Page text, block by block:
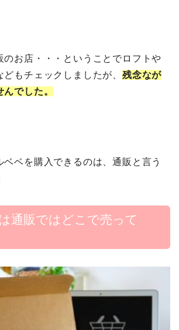
のお店・・・ということでロフトや
どもチェックしましたが、 残念なが
でした。
ベベを購入できるのは、通販と言う
通販ではどこで売って